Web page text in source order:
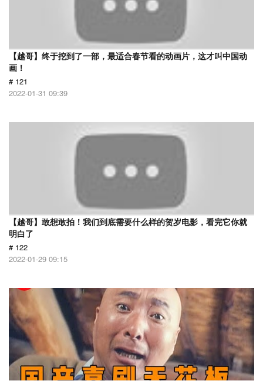
【越哥】终于挖到了一部，最适合春节看的动画片，这才叫中国动
画！
# 121
2022-01-31 09:39
【越哥】敢想敢拍！我们到底需要什么样的贺岁电影，看完它你就
明白了
# 122
2022-01-29 09:15